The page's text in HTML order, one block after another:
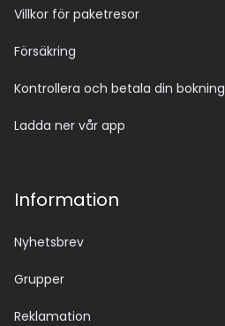
Villkor för paketresor
Försäkring
Kontrollera och betala din bokning
Ladda ner vår app
Information
Nyhetsbrev
Grupper
Reklamation